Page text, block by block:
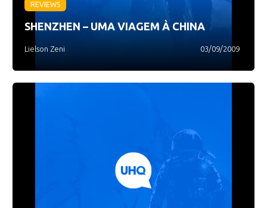
REVIEWS
SHENZHEN – UMA VIAGEM À CHINA
Lielson Zeni 03/09/2009